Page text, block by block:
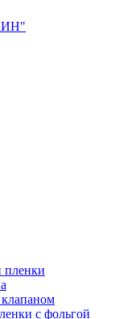
пленки
с фольгой